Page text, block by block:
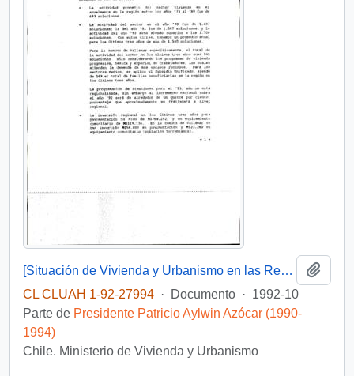
[Situación de Vivienda y Urbanismo en las Regiones III y IV]
CL CLUAH 1-92-27994 · Documento · 1992-10
Parte de Presidente Patricio Aylwin Azócar (1990-
1994)
Chile. Ministerio de Vivienda y Urbanismo